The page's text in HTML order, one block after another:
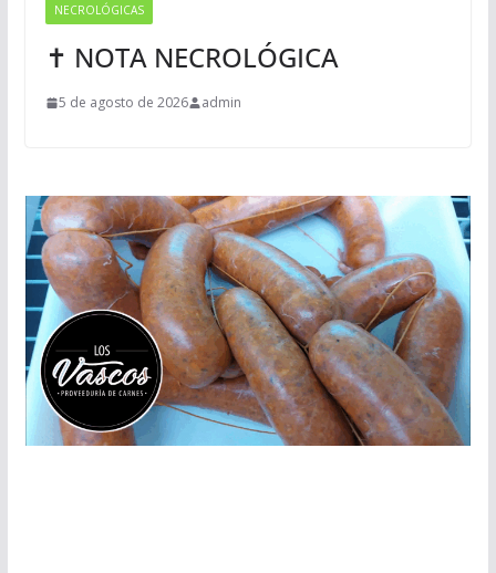
NECROLÓGICAS
✝ NOTA NECROLÓGICA
5 de agosto de 2026 admin